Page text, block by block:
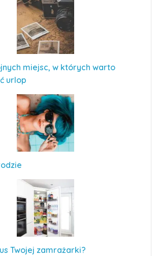
miejsc, w których warto
urlop
Twojej zamrażarki?